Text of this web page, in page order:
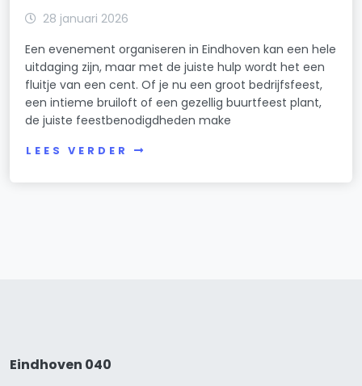
28 januari 2026
Een evenement organiseren in Eindhoven kan een hele
uitdaging zijn, maar met de juiste hulp wordt het een
fluitje van een cent. Of je nu een groot bedrijfsfeest,
een intieme bruiloft of een gezellig buurtfeest plant,
de juiste feestbenodigdheden make
LEES VERDER
Eindhoven 040